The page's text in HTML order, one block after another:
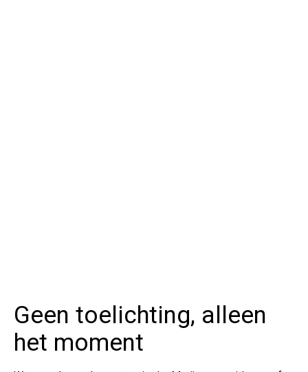
Geen toelichting, alleen
het moment